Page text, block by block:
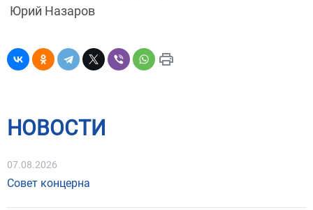
Юрий Назаров
НОВОСТИ
07.08.2026
Совет концерна